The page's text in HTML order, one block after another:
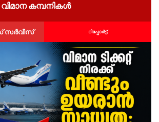
വിമാന കമ്പനികൾ
സർവീസ് റിപ്പോര്‍ട്ട്